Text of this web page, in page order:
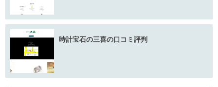
時計宝石の三喜の口コミ評判